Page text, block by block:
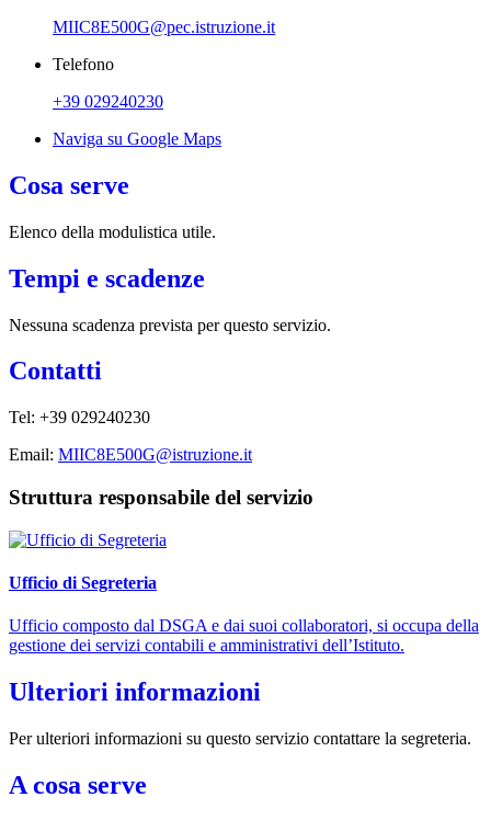
MIIC8E500G@pec.istruzione.it
Telefono
+39 029240230
Naviga su Google Maps
Cosa serve
Elenco della modulistica utile.
Tempi e scadenze
Nessuna scadenza prevista per questo servizio.
Contatti
Tel: +39 029240230
Email: MIIC8E500G@istruzione.it
Struttura responsabile del servizio
Ufficio di Segreteria
Ufficio composto dal DSGA e dai suoi collaboratori, si occupa della
gestione dei servizi contabili e amministrativi dell’Istituto.
Ulteriori informazioni
Per ulteriori informazioni su questo servizio contattare la segreteria.
A cosa serve